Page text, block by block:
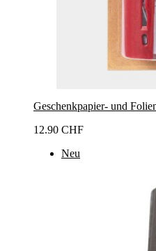
Geschenkpapier- und
12.90 CHF
Neu